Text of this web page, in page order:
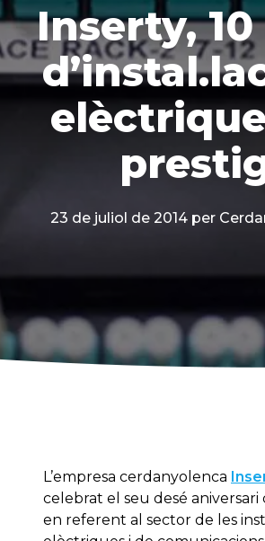
Inserty,
23 de juliol de 2014 per
L’empresa cerdanyolenca
celebrat el seu desé
en referent al sector de les